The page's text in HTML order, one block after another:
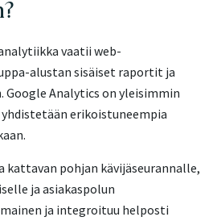
vaatii web-
alustan sisäiset raportit ja
Google Analytics on yleisimmin
erikoistuneempia
kattavan pohjan kävijäseurannalle,
ja asiakaspolun
ja integroituu helposti